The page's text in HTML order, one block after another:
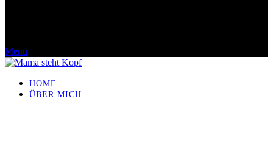
Menü
HOME
ÜBER MICH